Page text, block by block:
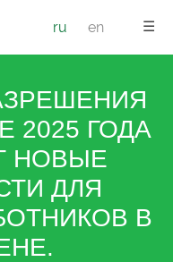
☰
ru en
2025 ГОДА
НОВЫЕ
ДЛЯ
В